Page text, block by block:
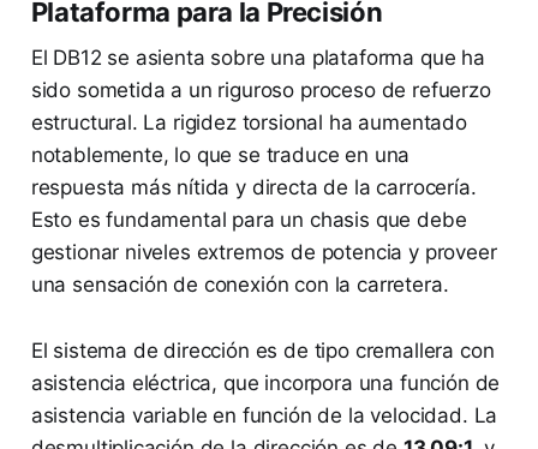
Plataforma para la Precisión
El DB12 se asienta sobre una plataforma que ha
sido sometida a un riguroso proceso de refuerzo
estructural. La rigidez torsional ha aumentado
notablemente, lo que se traduce en una
respuesta más nítida y directa de la carrocería.
Esto es fundamental para un chasis que debe
gestionar niveles extremos de potencia y proveer
una sensación de conexión con la carretera.
El sistema de dirección es de tipo cremallera con
asistencia eléctrica, que incorpora una función de
asistencia variable en función de la velocidad. La